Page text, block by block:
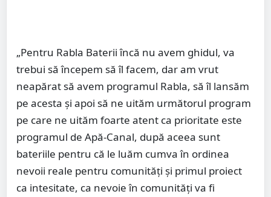
„Pentru Rabla Baterii încă nu avem ghidul, va
trebui să începem să îl facem, dar am vrut
neapărat să avem programul Rabla, să îl lansăm
pe acesta şi apoi să ne uităm următorul program
pe care ne uităm foarte atent ca prioritate este
programul de Apă-Canal, după aceea sunt
bateriile pentru că le luăm cumva în ordinea
nevoii reale pentru comunităţi şi primul proiect
ca intesitate, ca nevoie în comunităţi va fi